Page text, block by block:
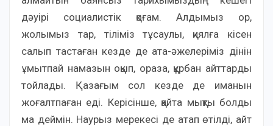
дәуірі социалистік қоғам. Алдымыз ор,
жолымыз тар, тіліміз тұсаулы, қиялға кісен
салып тастаған кезде де ата-әжелеріміз дінін
ұмытпай намазын оқып, ораза, құрбан айттарды
тойлады. Қазағым сол кезде де иманын
жоғалтпаған еді. Керісінше, қайта мықты болды
ма деймін. Наурыз мерекесі де атап өтілді, айт